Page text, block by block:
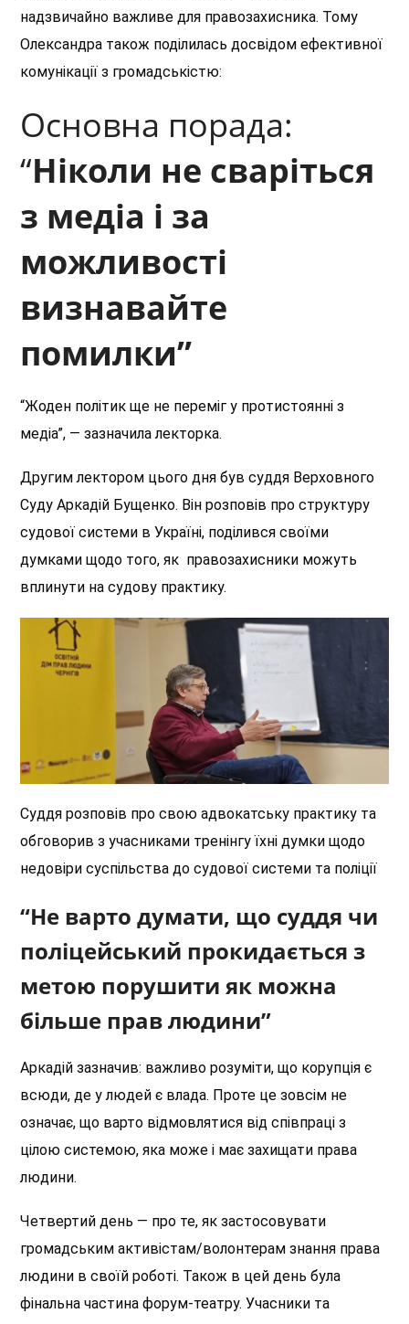
надзвичайно важливе для правозахисника. Тому
Олександра також поділилась досвідом ефективної
комунікації з громадськістю:
Основна порада:
“Ніколи не сваріться
з медіа і за
можливості
визнавайте
помилки”
“Жоден політик ще не переміг у протистоянні з
медіа”, — зазначила лекторка.
Другим лектором цього дня був суддя Верховного
Суду Аркадій Бущенко. Він розповів про структуру
судової системи в Україні, поділився своїми
думками щодо того, як правозахисники можуть
вплинути на судову практику.
Суддя розповів про свою адвокатську практику та
обговорив з учасниками тренінгу їхні думки щодо
недовіри суспільства до судової системи та поліції
“Не варто думати, що суддя чи
поліцейський прокидається з
метою порушити як можна
більше прав людини”
Аркадій зазначив: важливо розуміти, що корупція є
всюди, де у людей є влада. Проте це зовсім не
означає, що варто відмовлятися від співпраці з
цілою системою, яка може і має захищати права
людини.
Четвертий день — про те, як застосовувати
громадським активістам/волонтерам знання права
людини в своїй роботі. Також в цей день була
фінальна частина форум-театру. Учасники та